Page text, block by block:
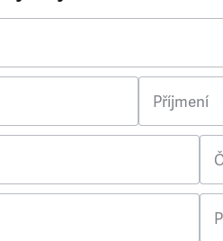
Příjmení